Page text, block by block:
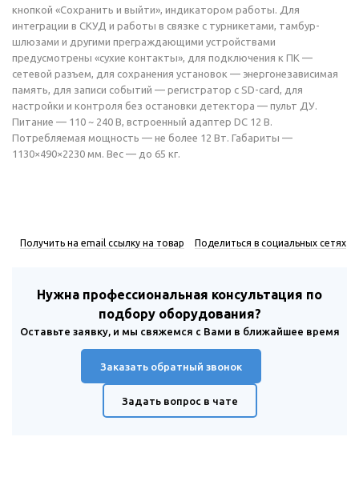
кнопкой «Сохранить и выйти», индикатором работы. Для
интеграции в СКУД и работы в связке с турникетами, тамбур-
шлюзами и другими преграждающими устройствами
предусмотрены «сухие контакты», для подключения к ПК —
сетевой разъем, для сохранения установок — энергонезависимая
память, для записи событий — регистратор с SD-card, для
настройки и контроля без остановки детектора — пульт ДУ.
Питание — 110 ~ 240 В, встроенный адаптер DC 12 В.
Потребляемая мощность — не более 12 Вт. Габариты —
1130×490×2230 мм. Вес — до 65 кг.
Получить на email ссылку на товар Поделиться в социальных сетях
Нужна профессиональная консультация по
подбору оборудования?
Оставьте заявку, и мы свяжемся с Вами в ближайшее время
Заказать обратный звонок
Задать вопрос в чате